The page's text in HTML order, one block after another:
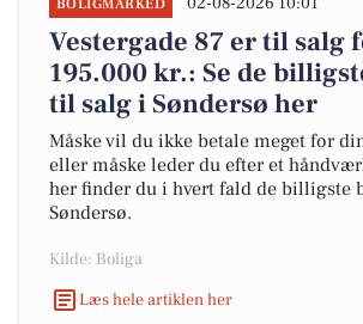
BOLIGMARKED
Vestergade 87 er til salg
195.000 kr.: Se de
til salg i Søndersø her
Måske vil du ikke betale meget for
eller måske leder du efter et
her finder du i hvert fald de billigste
Søndersø.
Kilde: Boliga
Læs hele artiklen her